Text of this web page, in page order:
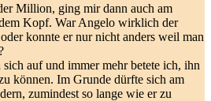
Million, ging mir dann auch am
Kopf. War Angelo wirklich der
konnte er nur nicht anders weil man
auf und immer mehr betete ich, ihn
können. Im Grunde dürfte sich am
zumindest so lange wie er zu